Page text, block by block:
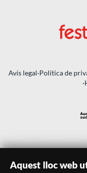
Avís legal·Política de
·
Aquest lloc web